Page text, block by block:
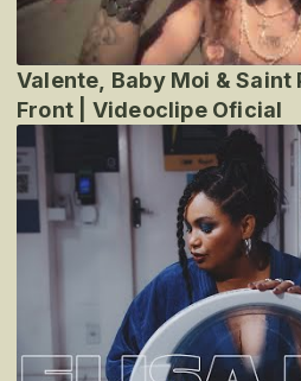
Valente, Baby Moi &
Front | Videoclipe Oficial